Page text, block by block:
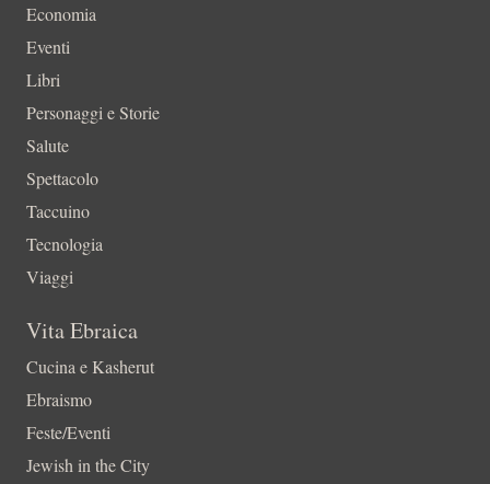
Economia
Eventi
Libri
Personaggi e Storie
Salute
Spettacolo
Taccuino
Tecnologia
Viaggi
Vita Ebraica
Cucina e Kasherut
Ebraismo
Feste/Eventi
Jewish in the City